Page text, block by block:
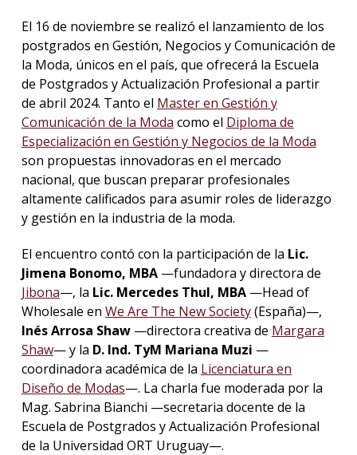
El 16 de noviembre se realizó el lanzamiento de los
postgrados en Gestión, Negocios y Comunicación de
la Moda, únicos en el país, que ofrecerá la Escuela
de Postgrados y Actualización Profesional a partir
de abril 2024. Tanto el Master en Gestión y
Comunicación de la Moda como el Diploma de
Especialización en Gestión y Negocios de la Moda
son propuestas innovadoras en el mercado
nacional, que buscan preparar profesionales
altamente calificados para asumir roles de liderazgo
y gestión en la industria de la moda.
El encuentro contó con la participación de la Lic.
Jimena Bonomo, MBA—fundadora y directora de
Jibona—, la Lic. Mercedes Thul, MBA—Head of
Wholesale en We Are The New Society(España)—,
Inés Arrosa Shaw—directora creativa de Margara
Shaw— y la D. Ind. TyM Mariana Muzi —
coordinadora académica de la Licenciatura en
Diseño de Modas—. La charla fue moderada por la
Mag. Sabrina Bianchi —secretaria docente de la
Escuela de Postgrados y Actualización Profesional
de la Universidad ORT Uruguay—.